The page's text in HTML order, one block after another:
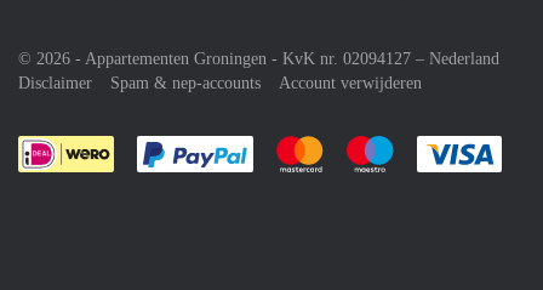
© 2026 - Appartementen Groningen - KvK nr. 02094127 – Nederland
Disclaimer
Spam & nep-accounts Account verwijderen
Je rekent gemakkelijk af met Paypal
Je rekent gemakkelijk af met
Je rekent